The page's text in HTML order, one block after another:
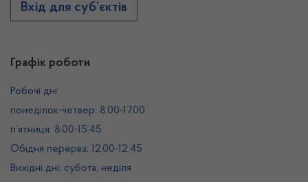
Графік роботи
Робочі дні:
понеділок-четвер: 8.00-17.00
п’ятниця: 8.00-15.45
Обідня перерва: 12.00-12.45
Вихідні дні: субота, неділя
Вхід для суб’єктів